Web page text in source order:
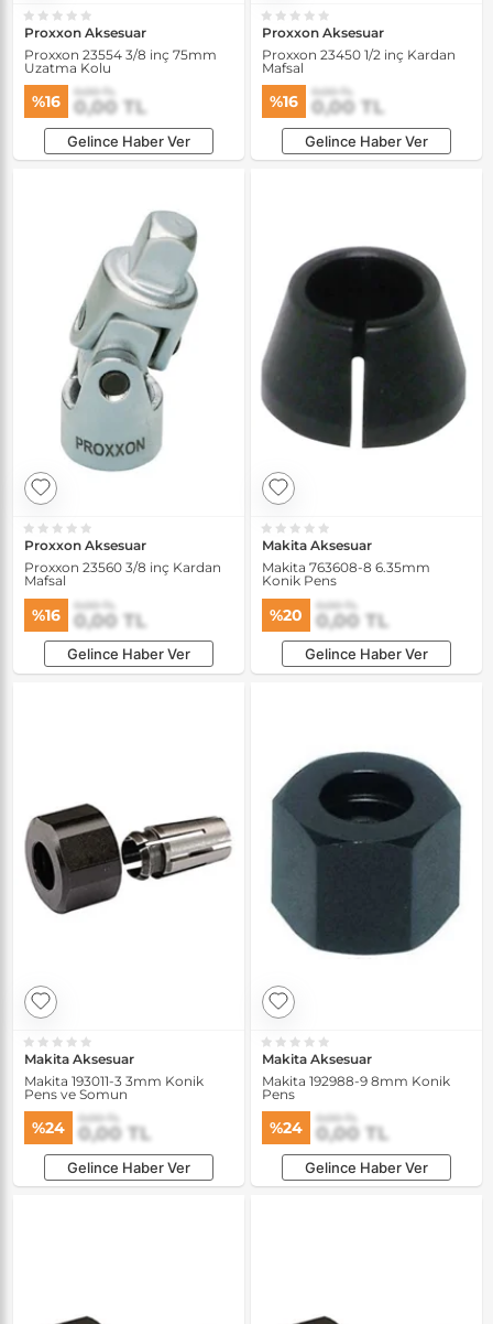
Proxxon Aksesuar
Proxxon 23554 3/8 inç 75mm
Uzatma Kolu
%16 0,00 TL
0,00 TL
Gelince Haber Ver
Proxxon Aksesuar
Proxxon 23450 1/2 inç Kardan
Mafsal
%16 0,00 TL
0,00 TL
Gelince Haber Ver
Proxxon Aksesuar
Proxxon 23560 3/8 inç Kardan
Mafsal
%16 0,00 TL
0,00 TL
Gelince Haber Ver
Makita Aksesuar
Makita 763608-8 6.35mm
Konik Pens
%20 0,00 TL
0,00 TL
Gelince Haber Ver
Makita Aksesuar
Makita 193011-3 3mm Konik
Pens ve Somun
%24 0,00 TL
0,00 TL
Gelince Haber Ver
Makita Aksesuar
Makita 192988-9 8mm Konik
Pens
%24 0,00 TL
0,00 TL
Gelince Haber Ver